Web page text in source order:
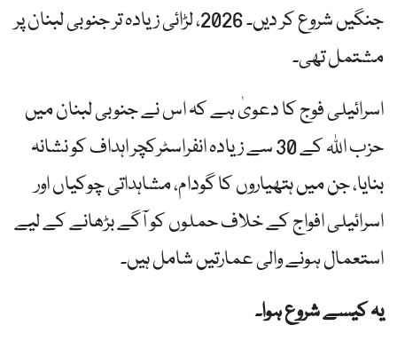
جنگیں شروع کر دیں۔ 2026، لڑائی زیادہ تر جنوبی لبنان پر
مشتمل تھی۔
اسرائیلی فوج کا دعویٰ ہے کہ اس نے جنوبی لبنان میں
حزب اللہ کے 30 سے ​​زیادہ انفراسٹرکچر اہداف کو نشانہ
بنایا، جن میں ہتھیاروں کا گودام، مشاہداتی چوکیاں اور
اسرائیلی افواج کے خلاف حملوں کو آگے بڑھانے کے لیے
استعمال ہونے والی عمارتیں شامل ہیں۔
یہ کیسے شروع ہوا۔